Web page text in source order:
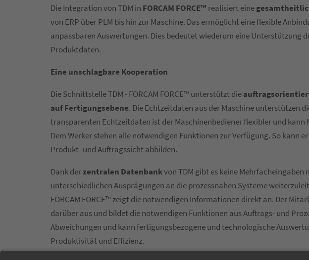
Die Integration von TDM in FORCAM FORCE™ realisiert eine
von ERP über PLM bis hin zur Maschine. Das ermöglicht eine flexible
anpassbaren Auswertungen. Dies bedeutet wiederum eine Unterstützung
Produktdaten.
Eine unschlagbare Kooperation
Die Schnittstelle TDM - FORCAM FORCE™ unterstützt die
auf Fertigungsebene. Die Echtzeitdaten aus der Maschine unterstützen
transparenten Echtzeitdaten ist der Maschinenbediener flexibler und kann
Dem Werker stehen alle notwendigen Funktionen zur Verfügung. So kann
Produkt- und Auftragssicht abbilden.
Dank derzentralen Datenbankvon TDM gibt es keine Mehrfacheingaben
unterschiedlichen Ausprägungen an die prozessnahen Systeme
FORCAM FORCE™ zeigt die notwendigen Informationen direkt an. Der
darüber aus und bildet die notwendigen Funktionen aus Auftrags- und
Abweichungen und kann fertigungsbezogene und technologische
Produktivität und Effizienz.